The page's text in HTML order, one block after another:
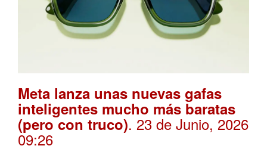
Meta lanza unas nuevas gafas
inteligentes mucho más baratas
(pero con truco). 23 de Junio, 2026
09:26